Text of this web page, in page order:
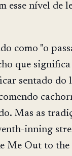
esse nível de
como "o
que significa
sentado do
Mas as
inning
Me Out to the